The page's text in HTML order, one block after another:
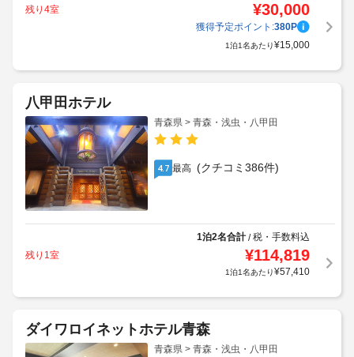
残り4室
¥30,000
獲得予定ポイント:380P
1泊1名あたり¥15,000
八甲田ホテル
青森県 > 青森・浅虫・八甲田
4.7 最高 (クチコミ386件)
1泊2名合計/税・手数料込
残り1室
¥114,819
1泊1名あたり¥57,410
ダイワロイネットホテル青森
青森県 > 青森・浅虫・八甲田